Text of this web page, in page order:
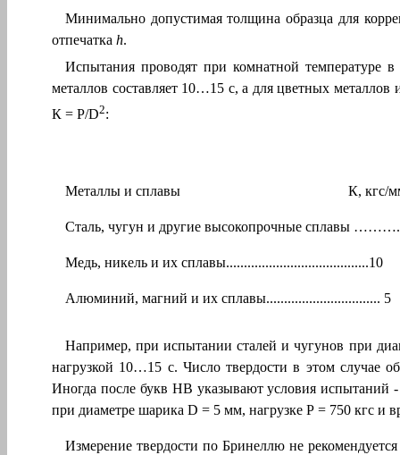
Минимально допустимая толщина образца для
отпечатка h.
Испытания проводят при комнатной температуре
металлов составляет 10…15 с, а для цветных
К = Р/D2:
Металлы и сплавы К, кгс/
Сталь, чугун и другие высокопрочные сплавы
Медь, никель и их сплавы........................................10
Алюминий, магний и их сплавы................................ 5
Например, при испытании сталей и чугунов при
нагрузкой 10…15 с. Число твердости в этом случае
Иногда после букв НВ указывают условия
при диаметре шарика D = 5 мм, нагрузке Р = 750 кгс и
Измерение твердости по Бринеллю не